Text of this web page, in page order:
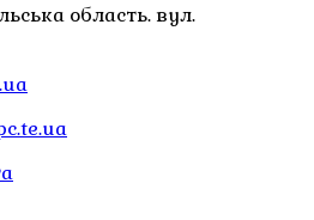
область. вул.